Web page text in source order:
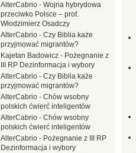
AlterCabrio - Wojna hybrydowa
przeciwko Polsce – prof.
Włodzimierz Osadczy
AlterCabrio - Czy Biblia każe
przyjmować migrantów?
Kajetan Badowicz - Pożegnanie z
III RP Dezinformacja i wybory
AlterCabrio - Czy Biblia każe
przyjmować migrantów?
AlterCabrio - Chów wsobny
polskich ćwierć inteligentów
AlterCabrio - Chów wsobny
polskich ćwierć inteligentów
AlterCabrio - Pożegnanie z III RP
Dezinformacja i wybory